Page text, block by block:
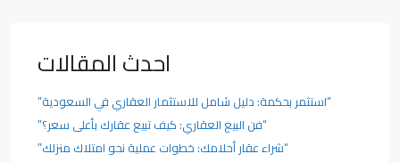
احدث المقالات
“استثمر بحكمة: دليل شامل للاستثمار العقاري في السعودية”
“فن البيع العقاري: كيف تبيع عقارك بأعلى سعر؟”
“شراء عقار أحلامك: خطوات عملية نحو امتلاك منزلك”